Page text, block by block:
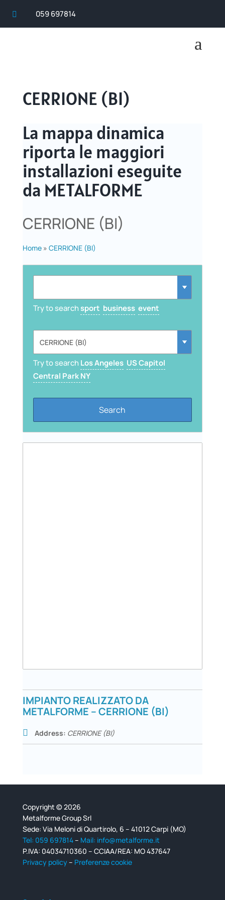
 059 697814
a
CERRIONE (BI)
La mappa dinamica
riporta le maggiori
installazioni eseguite
da METALFORME
CERRIONE (BI)
Home» CERRIONE (BI)
Try to searchsport business event
Try to searchLos Angeles US Capitol
Central Park NY
IMPIANTO REALIZZATO DA
METALFORME – CERRIONE (BI)
Address: CERRIONE (BI)
Copyright © 2026
Metalforme Group Srl
Sede: Via Meloni di Quartirolo, 6 – 41012 Carpi (MO)
Tel: 059 697814– Mail: info@metalforme.it
P.IVA: 04034710360 – CCIAA/REA: MO 437647
Privacy policy– Preferenze cookie